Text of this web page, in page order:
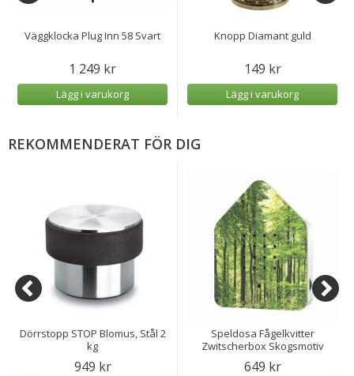
Väggklocka Plug Inn 58 Svart
1 249 kr
Lägg i varukorg
Knopp Diamant guld
149 kr
Lägg i varukorg
REKOMMENDERAT FÖR DIG
Dörrstopp STOP Blomus, Stål 2
kg
949 kr
Speldosa Fågelkvitter
Zwitscherbox Skogsmotiv
649 kr